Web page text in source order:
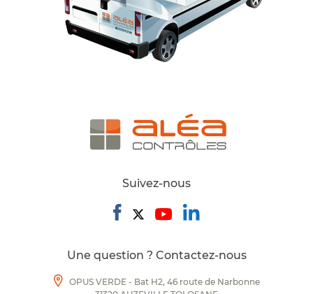
Suivez-nous
Une question ? Contactez-nous
OPUS VERDE - Bat H2, 46 route de Narbonne